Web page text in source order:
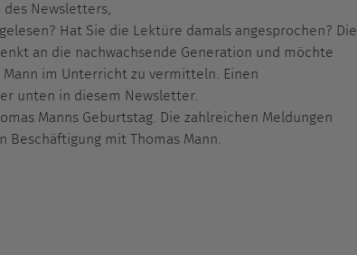
Newsletters,
Hat Sie die Lektüre damals angesprochen? Die
an die nachwachsende Generation und möchte
im Unterricht zu vermitteln. Einen
unten in diesem Newsletter.
Manns Geburtstag. Die zahlreichen Meldungen
mit Thomas Mann.